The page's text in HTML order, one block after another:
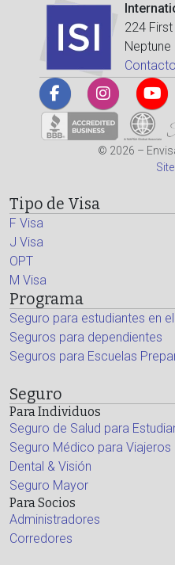
224
Neptune
Contacto
© 2026 –
Tipo de Visa
F Visa
J Visa
OPT
M Visa
Programa
Seguro para estudiantes en
Seguros para dependientes
Seguros para Escuelas
Seguro
Para Individuos
Seguro de Salud para
Seguro Médico para Viajeros
Dental & Visión
Seguro Mayor
Para Socios
Administradores
Corredores